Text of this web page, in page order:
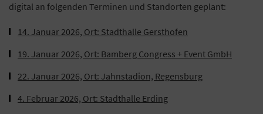
digital an folgenden Terminen und Standorten geplant:
14. Januar 2026, Ort: Stadthalle Gersthofen
19. Januar 2026, Ort: Bamberg Congress + Event GmbH
22. Januar 2026, Ort: Jahnstadion, Regensburg
4. Februar 2026, Ort: Stadthalle Erding